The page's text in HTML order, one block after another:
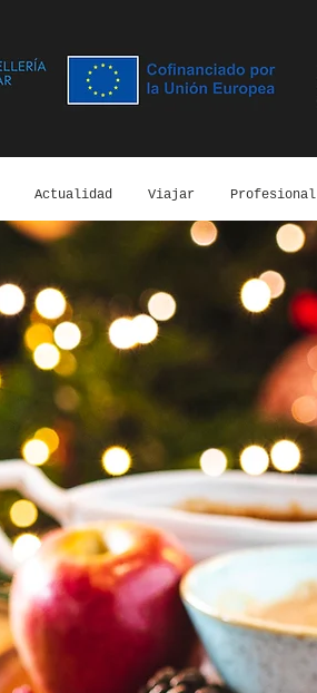
Actualidad Viajar Profesional